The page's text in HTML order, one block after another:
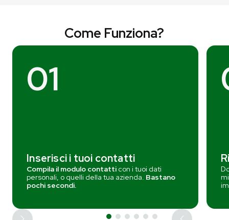
Come Funziona?
01
Inserisci i tuoi contatti
Compila il modulo contatti con i tuoi dati
personali, o quelli della tua azienda. Bastano
pochi secondi.